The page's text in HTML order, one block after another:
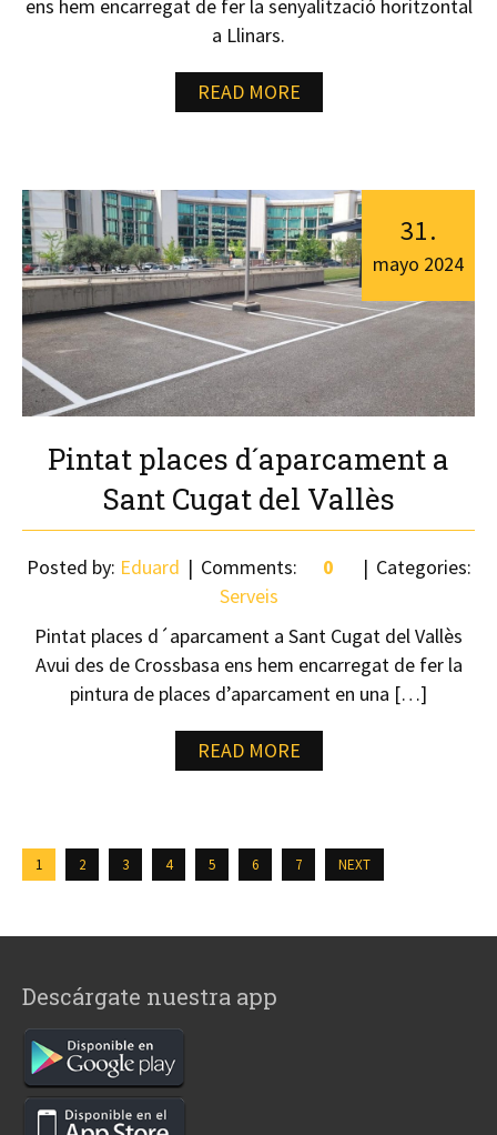
ens hem encarregat de fer la senyalització horitzontal
a Llinars.
READ MORE
Pintat places d´aparcament a
Sant Cugat del Vallès
31.
mayo 2024
Posted by: Eduard Comments: 0
Categories:
Serveis
Pintat places d´aparcament a Sant Cugat del Vallès
Avui des de Crossbasa ens hem encarregat de fer la
pintura de places d’aparcament en una […]
READ MORE
1 2 3 4 5 6 7 NEXT
Descárgate nuestra app